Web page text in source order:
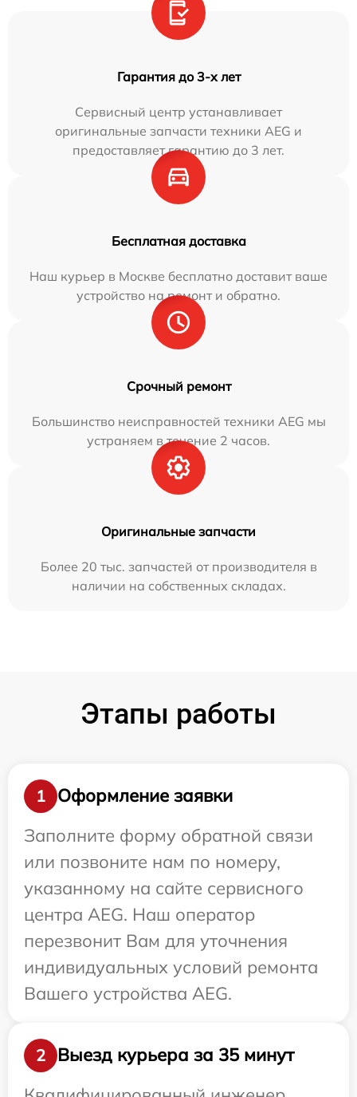
Гарантия до 3-х лет
Сервисный центр устанавливает
оригинальные запчасти техники AEG и
предоставляет гарантию до 3 лет.
Бесплатная доставка
Наш курьер в Москве бесплатно доставит ваше
устройство на ремонт и обратно.
Срочный ремонт
Большинство неисправностей техники AEG мы
устраняем в течение 2 часов.
Оригинальные запчасти
Более 20 тыс. запчастей от производителя в
наличии на собственных складах.
Этапы работы
1
Оформление заявки
Заполните форму обратной связи
или позвоните нам по номеру,
указанному на сайте сервисного
центра AEG. Наш оператор
перезвонит Вам для уточнения
индивидуальных условий ремонта
Вашего устройства AEG.
2
Выезд курьера за 35 минут